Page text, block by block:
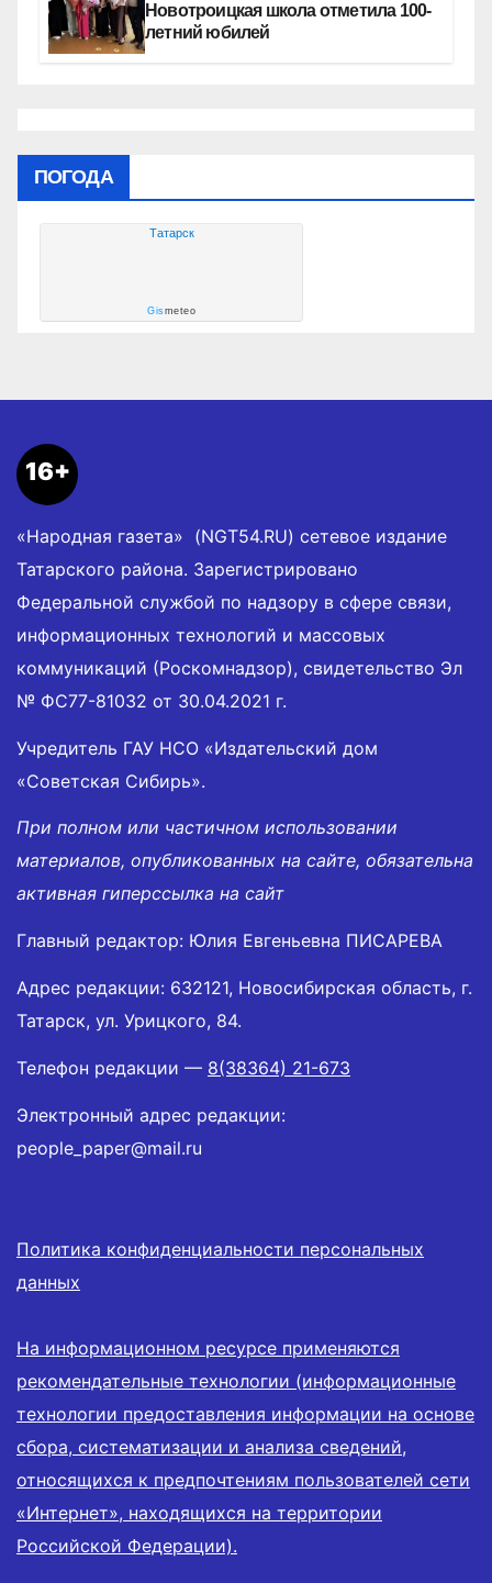
Новотроицкая школа отметила 100-
летний юбилей
ПОГОДА
Татарск
Gismeteo
16+
«Народная газета» (NGT54.RU) сетевое издание
Татарского района. Зарегистрировано
Федеральной службой по надзору в сфере связи,
информационных технологий и массовых
коммуникаций (Роскомнадзор), свидетельство Эл
№ ФС77-81032 от 30.04.2021 г.
Учредитель ГАУ НСО «Издательский дом
«Советская Сибирь».
При полном или частичном использовании
материалов, опубликованных на сайте, обязательна
активная гиперссылка на сайт
Главный редактор: Юлия Евгеньевна ПИСАРЕВА
Адрес редакции: 632121, Новосибирская область, г.
Татарск, ул. Урицкого, 84.
Телефон редакции — 8(38364) 21-673
Электронный адрес редакции:
people_paper@mail.ru
Политика конфиденциальности персональных
данных
На информационном ресурсе применяются
рекомендательные технологии (информационные
технологии предоставления информации на основе
сбора, систематизации и анализа сведений,
относящихся к предпочтениям пользователей сети
«Интернет», находящихся на территории
Российской Федерации).